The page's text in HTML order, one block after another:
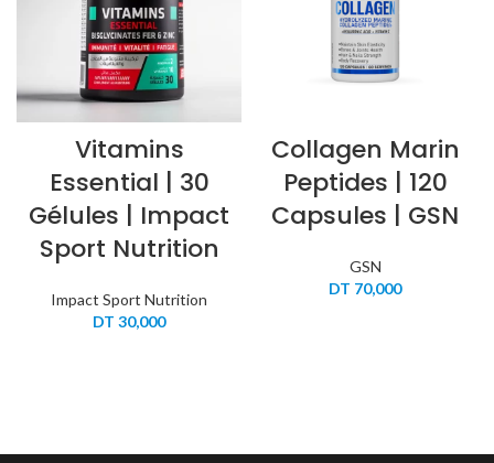
Vitamins
Essential | 30
Gélules | Impact
Sport Nutrition
Impact Sport Nutrition
DT 30,000
Collagen Marin
Peptides | 120
Capsules | GSN
GSN
DT 70,000